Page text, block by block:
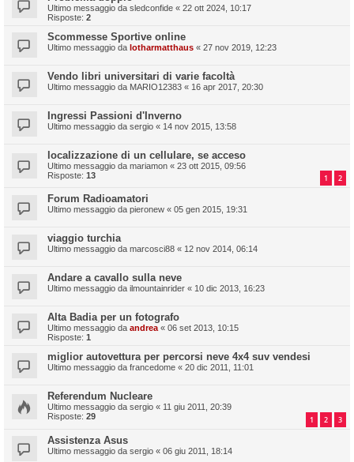
Ultimo messaggio da sledconfide « 22 ott 2024, 10:17
Risposte: 2
Scommesse Sportive online
Ultimo messaggio da lotharmatthaus « 27 nov 2019, 12:23
Vendo libri universitari di varie facoltà
Ultimo messaggio da MARIO12383 « 16 apr 2017, 20:30
Ingressi Passioni d'Inverno
Ultimo messaggio da sergio « 14 nov 2015, 13:58
localizzazione di un cellulare, se acceso
Ultimo messaggio da mariamon « 23 ott 2015, 09:56
Risposte: 13 1 2
Forum Radioamatori
Ultimo messaggio da pieronew « 05 gen 2015, 19:31
viaggio turchia
Ultimo messaggio da marcosci88 « 12 nov 2014, 06:14
Andare a cavallo sulla neve
Ultimo messaggio da ilmountainrider « 10 dic 2013, 16:23
Alta Badia per un fotografo
Ultimo messaggio da andrea « 06 set 2013, 10:15
Risposte: 1
miglior autovettura per percorsi neve 4x4 suv vendesi
Ultimo messaggio da francedome « 20 dic 2011, 11:01
Referendum Nucleare
Ultimo messaggio da sergio « 11 giu 2011, 20:39
Risposte: 29 1 2 3
Assistenza Asus
Ultimo messaggio da sergio « 06 giu 2011, 18:14